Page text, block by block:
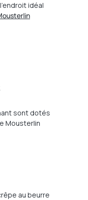
idéal
sont dotés
Mousterlin
au beurre